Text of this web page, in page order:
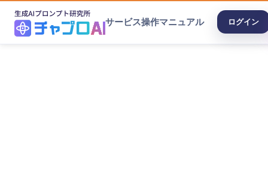
サービス操作マニュアル ログイン